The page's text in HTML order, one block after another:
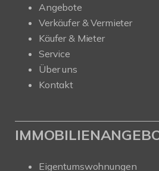
Angebote
Verkäufer & Vermieter
Käufer & Mieter
Service
Über uns
Kontakt
Eigentumswohnungen